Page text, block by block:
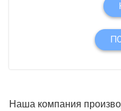
Наша компания